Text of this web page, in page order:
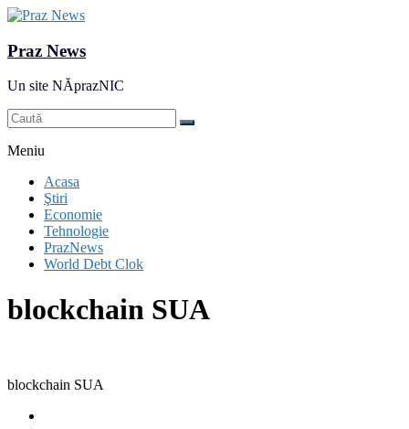
Praz News
Un site NĂprazNIC
Meniu
Acasa
Ştiri
Economie
Tehnologie
PrazNews
World Debt Clok
blockchain SUA
blockchain SUA